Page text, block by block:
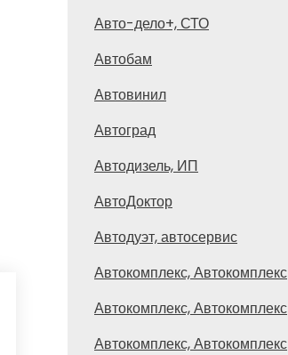
Авто-дело+, СТО
Автобам
Автовинил
Автоград
Автодизель, ИП
АвтоДоктор
Автодуэт, автосервис
Автокомплекс, Автокомплекс
Автокомплекс, Автокомплекс
Автокомплекс, Автокомплекс